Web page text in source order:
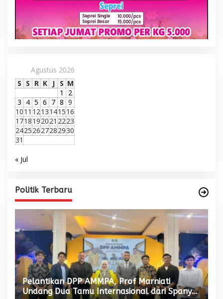
Agustus 2026
S S R K J S M
1
2
3 4 5 6 7 8 9
1011 1213141516
1718192021 2223
24252627282930
31
« Jul
Politik Terbaru
Pelantikan DPP AMMPA, Prof Marniati
Undang Dua Tamu Internasional dari Spanyol